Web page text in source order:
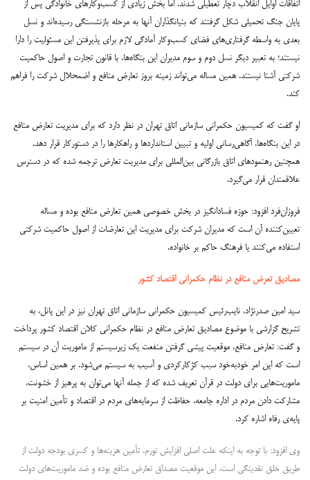
اتفاقات اوایل انقلاب دچار تعطیلی شدند. اما بخش زیادی از کسب‌وکارهای خانوادگی پس از
پایان جنگ تحمیلی شکل گرفتند که بنیانگذاران آنها به مرحله بازنشستگی رسیده‌اند و نسل
بعدی به واسطه گرفتاری‌های فضای کسب‌وکار آمادگی لازم برای پذیرفتن این مسئولیت را دارا
نیستند؛ به تعبیر دیگر نسل دوم و سوم مدیران این بنگاه‌ها، با قانون تجارت و اصول حاکمیت
شرکتی آشنا نیستند. همین مساله می‌تواند زمینه بروز تعارض منافع و اضمحلال شرکت را فراهم
کند.
او گفت که کمیسیون حکمرانی سازمانی اتاق تهران در نظر دارد که برای مدیریت تعارض منافع
در این بنگاه‌ها، آگاهی‌رسانی اولیه و تبیین استانداردها و راهکارها را در دستورکار قرار دهد.
همچنین رهنمودهای اتاق بازرگانی بین‌المللی برای مدیریت تعارض ترجمه شده که در دسترس
علاقمندان قرار می‌گیرد.
فروزان‌فرد افزود: حوزه فسادانگیز در بخش ‌خصوصی همین تعارض منافع بوده و مساله
تعیین‌کننده آن است که مدیران شرکت برای مدیریت این تعارضات از اصول حاکمیت شرکتی
استفاده می‌کنند یا فرهنگ حاکم بر خانواده.
مصادیق تعرض منافع در نظام حکمرانی اقتصاد کشور
سید امین صدرنژاد، نایب‌رئیس کمیسیون حکمرانی سازمانی اتاق تهران نیز در این پانل، به
تشریح گزارشی با موضوع مصادیق تعارض منافع در نظام حکمرانی کلان اقتصاد کشور پرداخت
و گفت: تعارض منافع، موقعیت پیشی گرفتن منفعت یک زیرسیستم از ماموریت آن در سیستم
است که این امر خودبه‌خود سبب کژکارکردی و آسیب به سیستم می‌شود. بر همین اساس،
ماموریت‌هایی برای دولت در قرآن تعریف شده که از جمله آنها می‌توان به پرهیز از خشونت،
مشارکت دادن مردم در اداره جامعه، حفاظت از سرمایه‌های مردم در اقتصاد و تأمین امنیت بر
پایه‌ی رفاه اشاره کرد.
وی افزود: با توجه به اینکه علت اصلی افزایش تورم، تأمین هزینه‌ها و کسری بودجه دولت از
طریق خلق نقدینگی است، این موقعیت مصداق تعارض منافع بوده و ضد ماموریت‌های دولت